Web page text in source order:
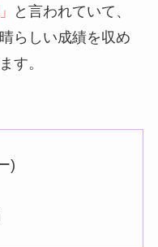
と言われていて、
らしい成績を収め
す。
)